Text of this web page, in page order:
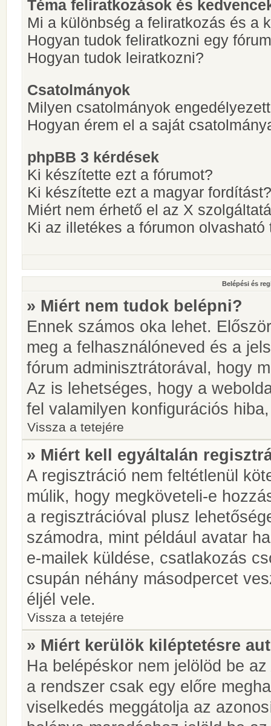
Téma feliratkozások és
Mi a különbség a feliratkozás és a
Hogyan tudok feliratkozni egy
Hogyan tudok leiratkozni?
Csatolmányok
Milyen csatolmányok
Hogyan érem el a saját
phpBB 3 kérdések
Ki készítette ezt a fórumot?
Ki készítette ezt a magyar fordítást?
Miért nem érhető el az X
Ki az illetékes a fórumon
Belépési és
» Miért nem tudok belépni?
Ennek számos oka lehet.
meg a felhasználóneved és a
fórum adminisztrátorával, hogy
Az is lehetséges, hogy a
fel valamilyen konfigurációs
Vissza a tetejére
» Miért kell egyáltalán
A regisztráció nem feltétlenül
múlik, hogy megköveteli-e
a regisztrációval plusz
számodra, mint például avatar
e-mailek küldése, csatlakozás
csupán néhány másodpercet
éljél vele.
Vissza a tetejére
» Miért kerülök kiléptetésre
Ha belépéskor nem jelölöd be az
a rendszer csak egy előre
viselkedés meggátolja az